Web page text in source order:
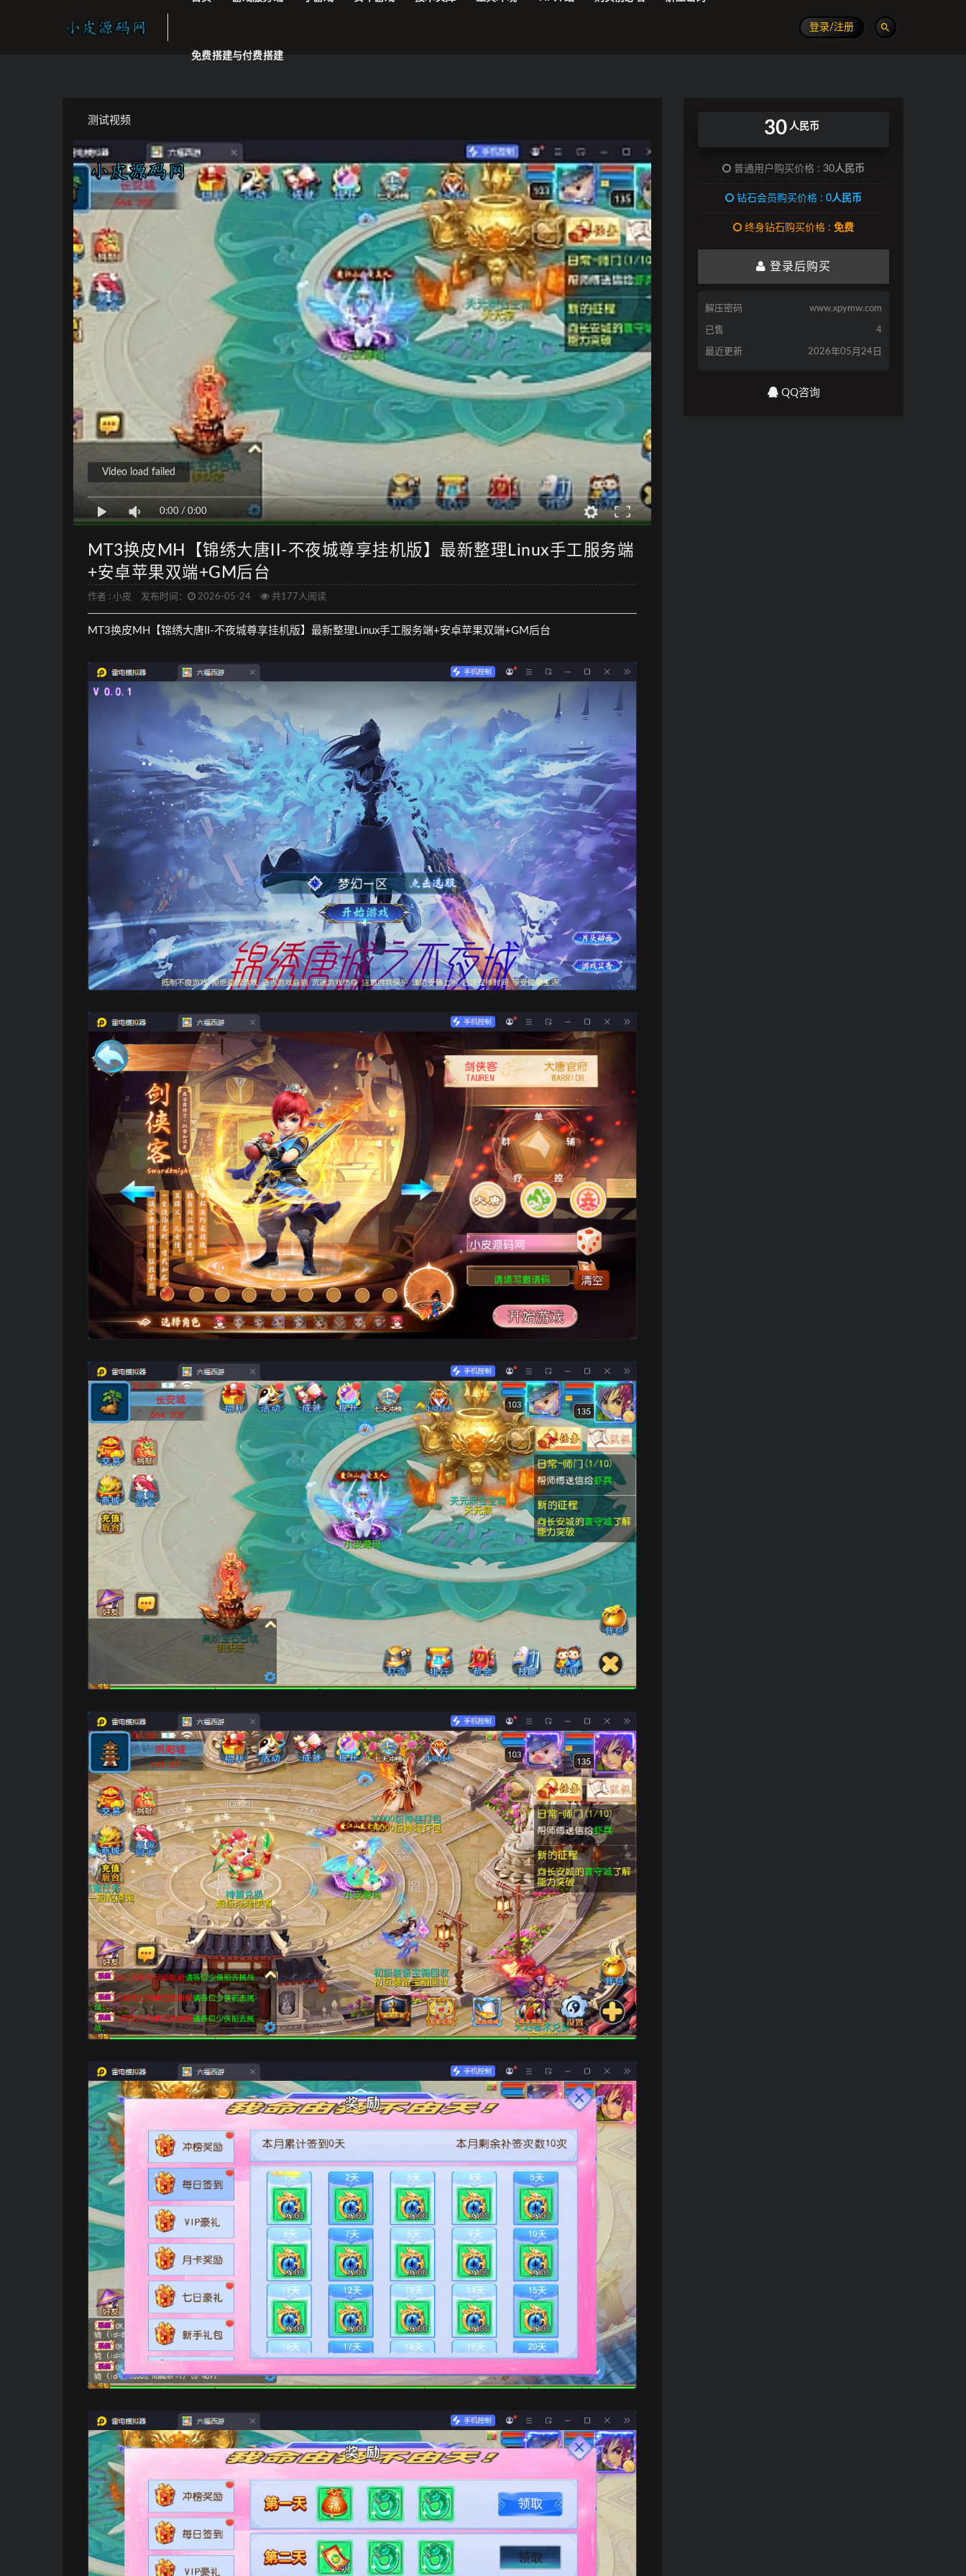
免费搭建与付费搭建
登录/注册
测试视频
0:00 / 0:00
Video load failed
MT3换皮MH【锦绣大唐II-不夜城尊享挂机版】最新整理Linux手工服务端
+安卓苹果双端+GM后台
作者 : 小皮 发布时间： 2026-05-24 共177人阅读
MT3换皮MH【锦绣大唐II-不夜城尊享挂机版】最新整理Linux手工服务端+安卓苹果双端+GM后台
30 人民币
普通用户购买价格 : 30人民币
钻石会员购买价格 : 0人民币
终身钻石购买价格 : 免费
登录后购买
解压密码 www.xpymw.com
已售 4
最近更新 2026年05月24日
QQ咨询